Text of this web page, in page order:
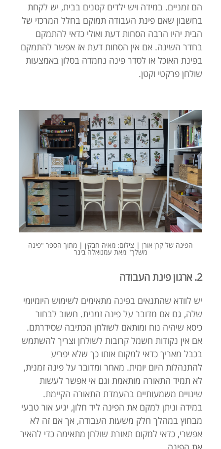
הם זמניים. במידה ויש ילדים קטנים בבית, יש לקחת
בחשבון שאם פינת העבודה תמוקם בחלל המרכזי של
הבית יהיו הרבה הסחות דעת ואולי כדאי להתמקם
בחדר השינה. אם אין הסחות דעת אז אפשר להתמקם
בפינת האוכל או לסדר פינה נחמדה בסלון באמצעות
שולחן פרקטי וקטן.
הפינה של קרן אורן | צילום: מאיה חבקין | מתוך הספר "פינה
משלך" מאת עמנואלה בינר
2. ארגון פינת העבודה
יש לוודא שהתנאים בפינה מתאימים לשימוש היומיומי
שלה, גם אם מדובר על פינה זמנית. חשוב לבחור
כיסא שיהיה נוח ומותאם לשולחן הכתיבה שסידרתם.
אם אין נקודות חשמל קרובות לשולחן וצריך להשתמש
בכבל מאריך כדאי למקום אותו כך שלא יפריע
להתנהלות היום יומית. מאחר ומדובר על פינה זמנית,
לא תמיד התאורה מותאמת וגם אי אפשר לעשות
שינויים משמעותיים בהעמדת התאורה הקיימת.
במידה וניתן למקם את הפינה ליד חלון, יגיע אור טבעי
מבחוץ במהלך חלק משעות העבודה, אך אם זה לא
אפשרי, כדאי למקום תאורת שולחן מתאימה כדי להאיר